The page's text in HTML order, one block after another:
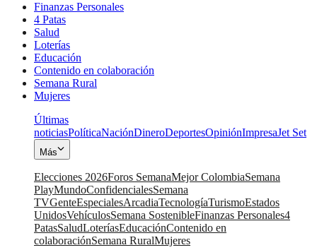
Finanzas Personales
4 Patas
Salud
Loterías
Educación
Contenido en colaboración
Semana Rural
Mujeres
Últimas
noticiasPolíticaNaciónDineroDeportesOpiniónImpresaJet Set
Más
Elecciones 2026Foros SemanaMejor ColombiaSemana
PlayMundoConfidencialesSemana
TVGenteEspecialesArcadiaTecnologíaTurismoEstados
UnidosVehículosSemana SostenibleFinanzas Personales4
PatasSaludLoteríasEducaciónContenido en
colaboraciónSemana RuralMujeres